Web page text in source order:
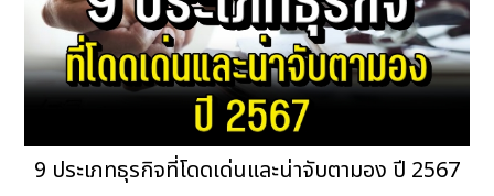
9 ประเภทธุรกิจที่โดดเด่นและน่าจับตามอง ปี 2567